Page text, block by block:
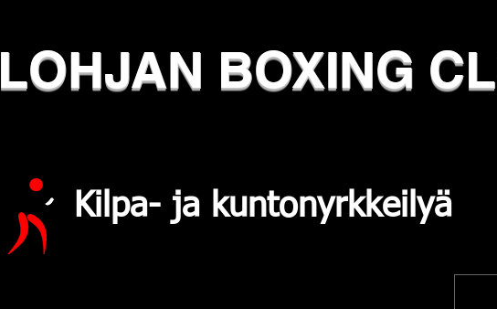
LOHJAN ​BOXING
Kilpa- ja kuntonyrkkeilyä